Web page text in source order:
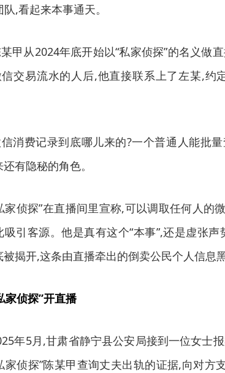
队,看起来本事通天。
从2024年底开始以“私家侦探”的名义做
交易流水的人后,他直接联系上了左某,约
费记录到底哪儿来的?一个普通人能批量
有隐秘的角色。
侦探”在直播间里宣称,可以调取任何人的
吸引客源。他是真有这个“本事”,还是虚张
被揭开,这条由直播牵出的倒卖公民个人信息
家侦探”开直播
5月,甘肃省静宁县公安局接到一位女士报
家侦探”陈某甲查询丈夫出轨的证据,向对方